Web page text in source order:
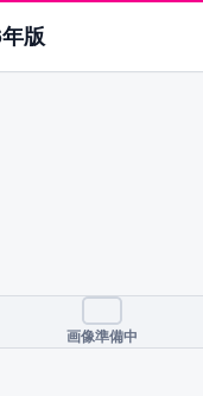
版
画像準備中